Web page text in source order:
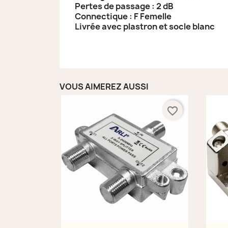
Pertes de passage : 2 dB
Connectique : F Femelle
Livrée avec plastron et socle blanc
VOUS AIMEREZ AUSSI
favorite_border